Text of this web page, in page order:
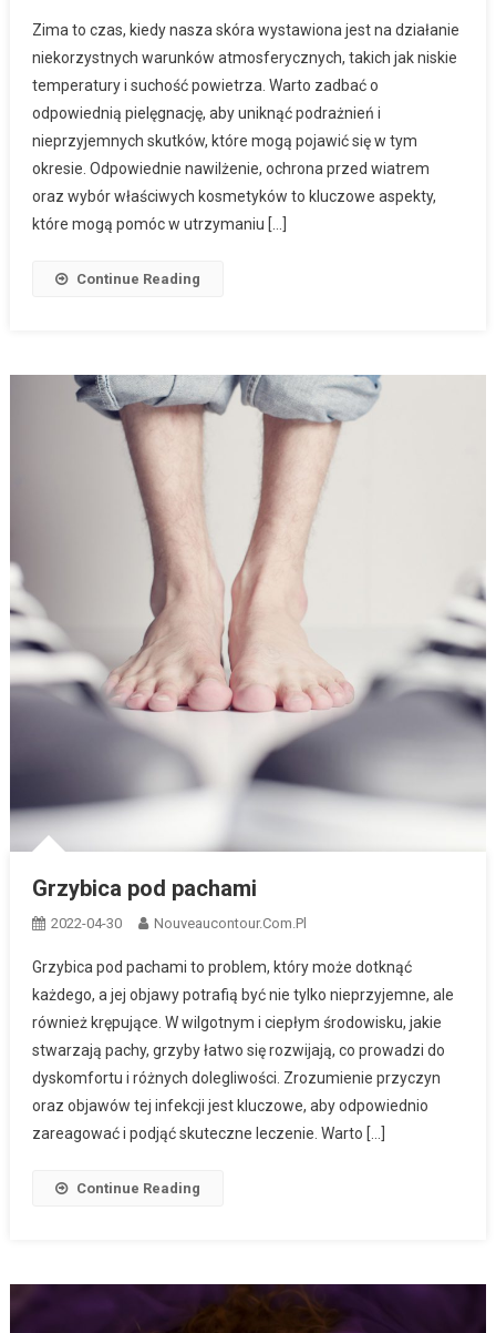
Zima to czas, kiedy nasza skóra wystawiona jest na działanie
niekorzystnych warunków atmosferycznych, takich jak niskie
temperatury i suchość powietrza. Warto zadbać o
odpowiednią pielęgnację, aby uniknąć podrażnień i
nieprzyjemnych skutków, które mogą pojawić się w tym
okresie. Odpowiednie nawilżenie, ochrona przed wiatrem
oraz wybór właściwych kosmetyków to kluczowe aspekty,
które mogą pomóc w utrzymaniu […]
Continue Reading
Grzybica pod pachami
2022-04-30 Nouveaucontour.com.pl
Grzybica pod pachami to problem, który może dotknąć
każdego, a jej objawy potrafią być nie tylko nieprzyjemne, ale
również krępujące. W wilgotnym i ciepłym środowisku, jakie
stwarzają pachy, grzyby łatwo się rozwijają, co prowadzi do
dyskomfortu i różnych dolegliwości. Zrozumienie przyczyn
oraz objawów tej infekcji jest kluczowe, aby odpowiednio
zareagować i podjąć skuteczne leczenie. Warto […]
Continue Reading